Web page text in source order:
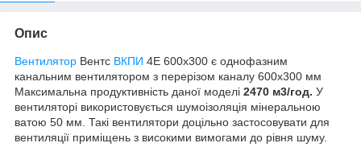
Опис
Вентилятор Вентс ВКПИ 4Е 600х300 є однофазним
канальним вентилятором з перерізом каналу 600х300 мм
Максимальна продуктивність даної моделі 2470 м3/год. У
вентиляторі використовується шумоізоляція мінеральною
ватою 50 мм. Такі вентилятори доцільно застосовувати для
вентиляції приміщень з високими вимогами до рівня шуму.